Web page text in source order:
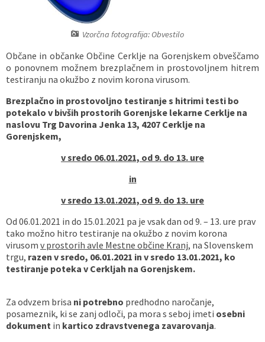
Vzorčna fotografija: Obvestilo
Občane in občanke Občine Cerklje na Gorenjskem obveščamo
o ponovnem možnem brezplačnem in prostovoljnem hitrem
testiranju na okužbo z novim korona virusom.
Brezplačno in prostovoljno testiranje s hitrimi testi bo
potekalo v bivših prostorih Gorenjske lekarne Cerklje na
naslovu Trg Davorina Jenka 13, 4207 Cerklje na
Gorenjskem,
v sredo 06.01.2021, od 9. do 13. ure
in
v sredo 13.01.2021, od 9. do 13. ure
Od 06.01.2021 in do 15.01.2021 pa je vsak dan od 9. – 13. ure prav
tako možno hitro testiranje na okužbo z novim korona
virusom v prostorih avle Mestne občine Kranj, na Slovenskem
trgu, razen v sredo, 06.01.2021 in v sredo 13.01.2021, ko
testiranje poteka v Cerkljah na Gorenjskem.
Za odvzem brisa ni potrebno predhodno naročanje,
posameznik, ki se zanj odloči, pa mora s seboj imeti osebni
dokument in kartico zdravstvenega zavarovanja.
Vaške skupnosti
Medobčinski inšpektorat
Gasilstvo, zaščita in reševanje
Načrt ravnanja s stvarnim premoženjem
Dokumenti v javni obravnavi